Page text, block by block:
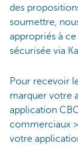
des
soumettre,
appropriés à
sécurisée via
Pour recevoir
marquer votre
application
commerciaux
votre